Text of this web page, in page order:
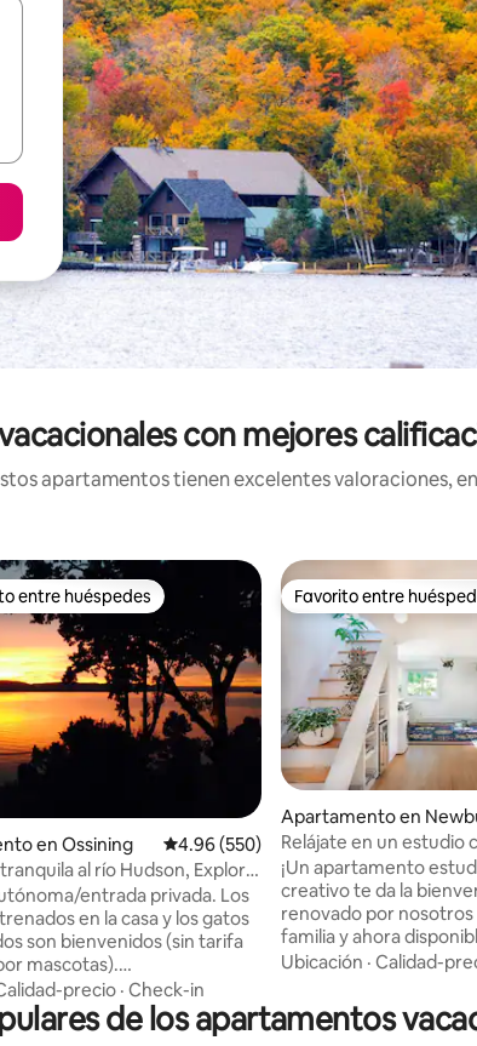
con mejores
apartamentos tienen excelentes valoraciones,
de 5, 775 reseñas
huéspedes preferido
entre huéspedes
en Ossining Calificación promedio: 4.96 de 5, 550
4.96 (550)
al río Hudson, Explora
entrada privada. Los
en la casa y los gatos
son bienvenidos (sin tarifa
mascotas).
en la entrada para dos
Piso tranquilo y privado en
Tren a Nueva York
precio · Check-in
Favorito entre
Favorito entre
Apartamento en
Relájate en un estudio
con lavandería
¡Un apartamento
creativo te da la bienvenida!
renovado por
familia y ahora disponible
Llegada♥ automática
con un colchón real
para pasar el rato,
Ubicación · Calidad-
de los apartamentos